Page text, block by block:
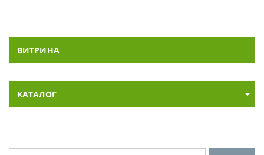
ВИТРИНА
КАТАЛОГ